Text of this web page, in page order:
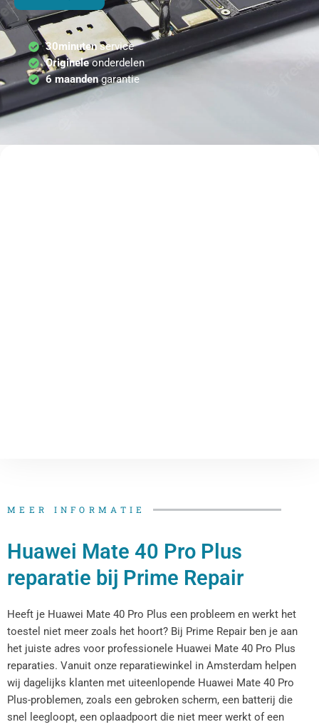
30minutenservice
Origineleonderdelen
6 maandengarantie
MEER INFORMATIE
Huawei Mate 40 Pro Plus
reparatie bij Prime Repair
Heeft je Huawei Mate 40 Pro Plus een probleem en werkt het
toestel niet meer zoals het hoort? Bij Prime Repair ben je aan
het juiste adres voor professionele Huawei Mate 40 Pro Plus
reparaties. Vanuit onze reparatiewinkel in Amsterdam helpen
wij dagelijks klanten met uiteenlopende Huawei Mate 40 Pro
Plus-problemen, zoals een gebroken scherm, een batterij die
snel leegloopt, een oplaadpoort die niet meer werkt of een